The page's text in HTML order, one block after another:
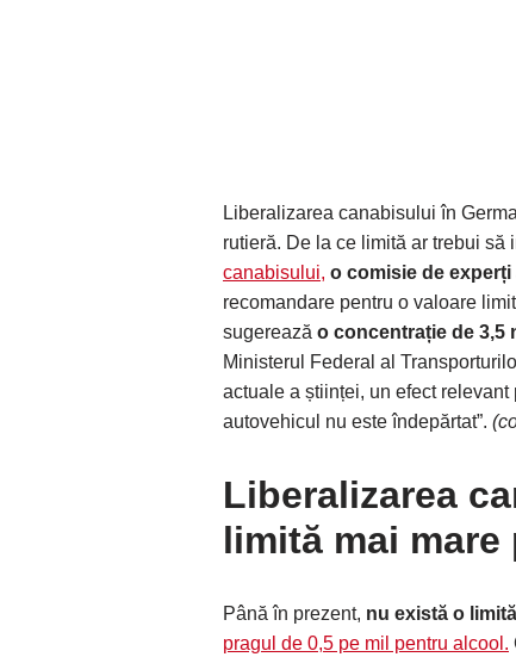
Liberalizarea canabisului în
rutieră. De la ce limită ar trebui
canabisului, o comisie de experți
recomandare pentru o valoare
sugerează o concentrație de 3,5
Ministerul Federal al
actuale a științei, un efect
autovehicul nu este îndepărtat”.
Liberalizarea
limită mai
Până în prezent, nu există o
pragul de 0,5 pe mil pentru alcool.